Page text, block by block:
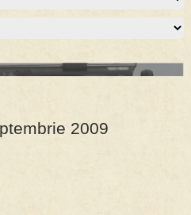
porci în costume, cu gulere albe
despre controversatele
2009